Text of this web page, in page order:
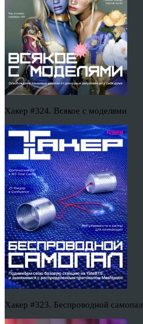
Хакер #324. Всякое с моделями
Хакер #323. Беспроводной самопал